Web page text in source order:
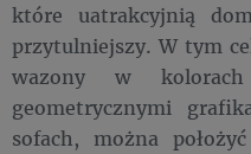
które uatrakcyjnią
przytulniejszy. W tym
wazony w
geometrycznymi
sofach, można